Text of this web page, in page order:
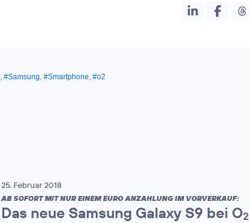
, #Samsung, #Smartphone, #o2
25. Februar 2018
AB SOFORT MIT NUR EINEM EURO ANZAHLUNG IM VORVERKAUF:
Das neue Samsung Galaxy S9 bei O2